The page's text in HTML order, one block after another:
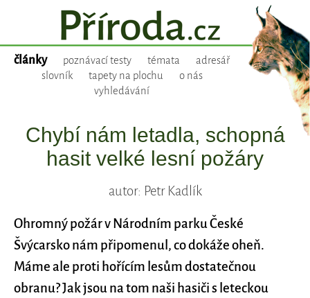
články poznávací testy témata
adresář
slovník
tapety na plochu
o nás
vyhledávání
Chybí nám letadla, schopná
hasit velké lesní požáry
autor: Petr Kadlík
Ohromný požár v Národním parku České
Švýcarsko nám připomenul, co dokáže oheň.
Máme ale proti hořícím lesům dostatečnou
obranu? Jak jsou na tom naši hasiči s leteckou